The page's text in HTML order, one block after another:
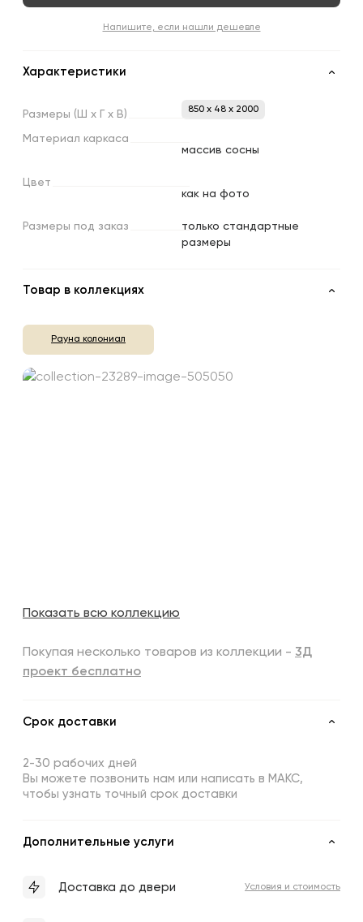
Напишите, если нашли дешевле
Характеристики
Размеры (Ш х х В) 850 x 48 x 2000
Материал каркаса
массив сосны
Цвет
как на фото
Размеры под заказ
только стандартные
размеры
Товар в коллекциях
Рауна колониал
Показать всю коллекцию
Покупая несколько товаров из коллекции - 3Д
проект бесплатно
Срок доставки
2-30 рабочих дней
Вы можете позвонить нам или написать в МАКС,
чтобы узнать точный срок доставки
Дополнительные услуги
Доставка до двери Условия и стоимость